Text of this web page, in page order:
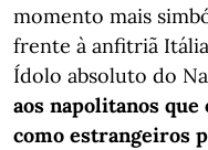
momento mais
frente à anfitriã
Ídolo absoluto do
aos napolitanos
como estrangeiros